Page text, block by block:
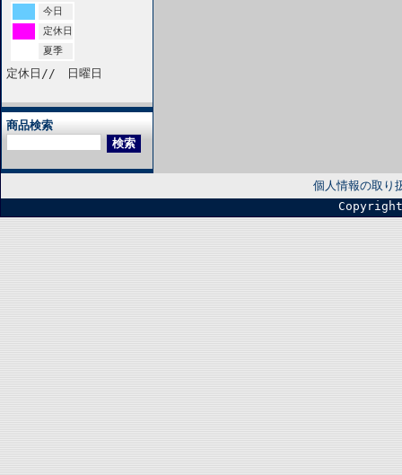
今日
定休日
夏季
定休日// 日曜日
商品検索
個人情報の取り